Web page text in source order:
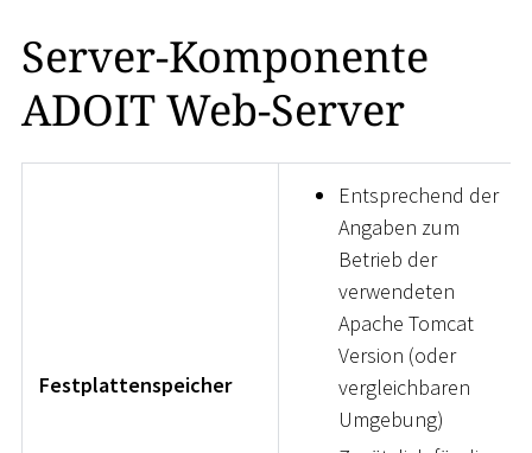
Server-Komponente
ADOIT Web-Server
Festplattenspeicher
Entsprechend der
Angaben zum
Betrieb der
verwendeten
Apache Tomcat
Version (oder
vergleichbaren
Umgebung)